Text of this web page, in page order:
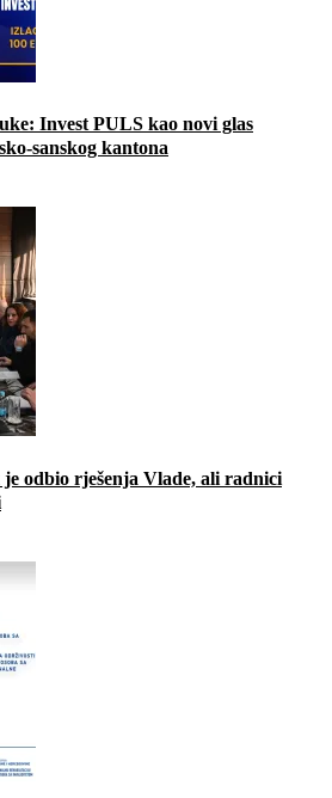
Invest PULS kao novi glas
sanskog kantona
odbio rješenja Vlade, ali radnici